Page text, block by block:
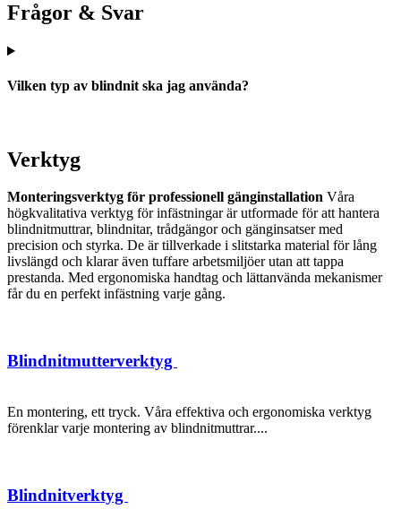
Frågor & Svar
Vilken typ av blindnit ska jag använda?
Verktyg
Monteringsverktyg för professionell gänginstallation Våra
högkvalitativa verktyg för infästningar är utformade för att hantera
blindnitmuttrar, blindnitar, trådgängor och gänginsatser med
precision och styrka. De är tillverkade i slitstarka material för lång
livslängd och klarar även tuffare arbetsmiljöer utan att tappa
prestanda. Med ergonomiska handtag och lättanvända mekanismer
får du en perfekt infästning varje gång.
Blindnitmutterverktyg
En montering, ett tryck. Våra effektiva och ergonomiska verktyg
förenklar varje montering av blindnitmuttrar....
Blindnitverktyg